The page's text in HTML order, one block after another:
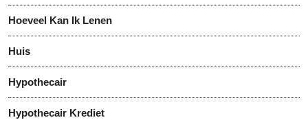
Hoeveel Kan Ik Lenen
Huis
Hypothecair
Hypothecair Krediet